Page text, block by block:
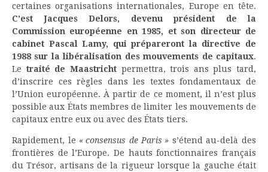
certaines organisations internationales, Europe en tête.
C’est Jacques Delors, devenu président de la
Commission européenne en 1985, et son directeur de
cabinet Pascal Lamy, qui prépareront la directive de
1988 sur la libéralisation des mouvements de capitaux.
Le traité de Maastrichtpermettra, trois ans plus tard,
d’inscrire ces règles dans les textes fondamentaux de
l’Union européenne. À partir de ce moment, il n’est plus
possible aux États membres de limiter les mouvements de
capitaux entre eux ou avec des États tiers.
Rapidement, le « consensus de Paris » s’étend au-delà des
frontières de l’Europe. De hauts fonctionnaires français
du Trésor, artisans de la rigueur lorsque la gauche était